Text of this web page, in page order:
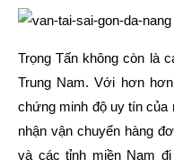
Trọng Tấn không còn là
Trung Nam. Với hơn
chứng minh độ uy tín của
nhận vận chuyển hàng
và các tỉnh miền Nam